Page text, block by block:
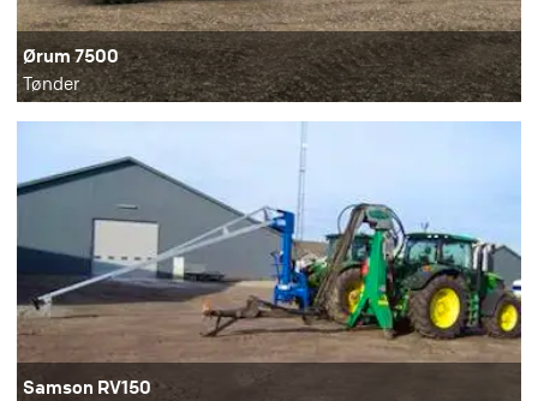
Ørum 7500
Tønder
Samson RV150